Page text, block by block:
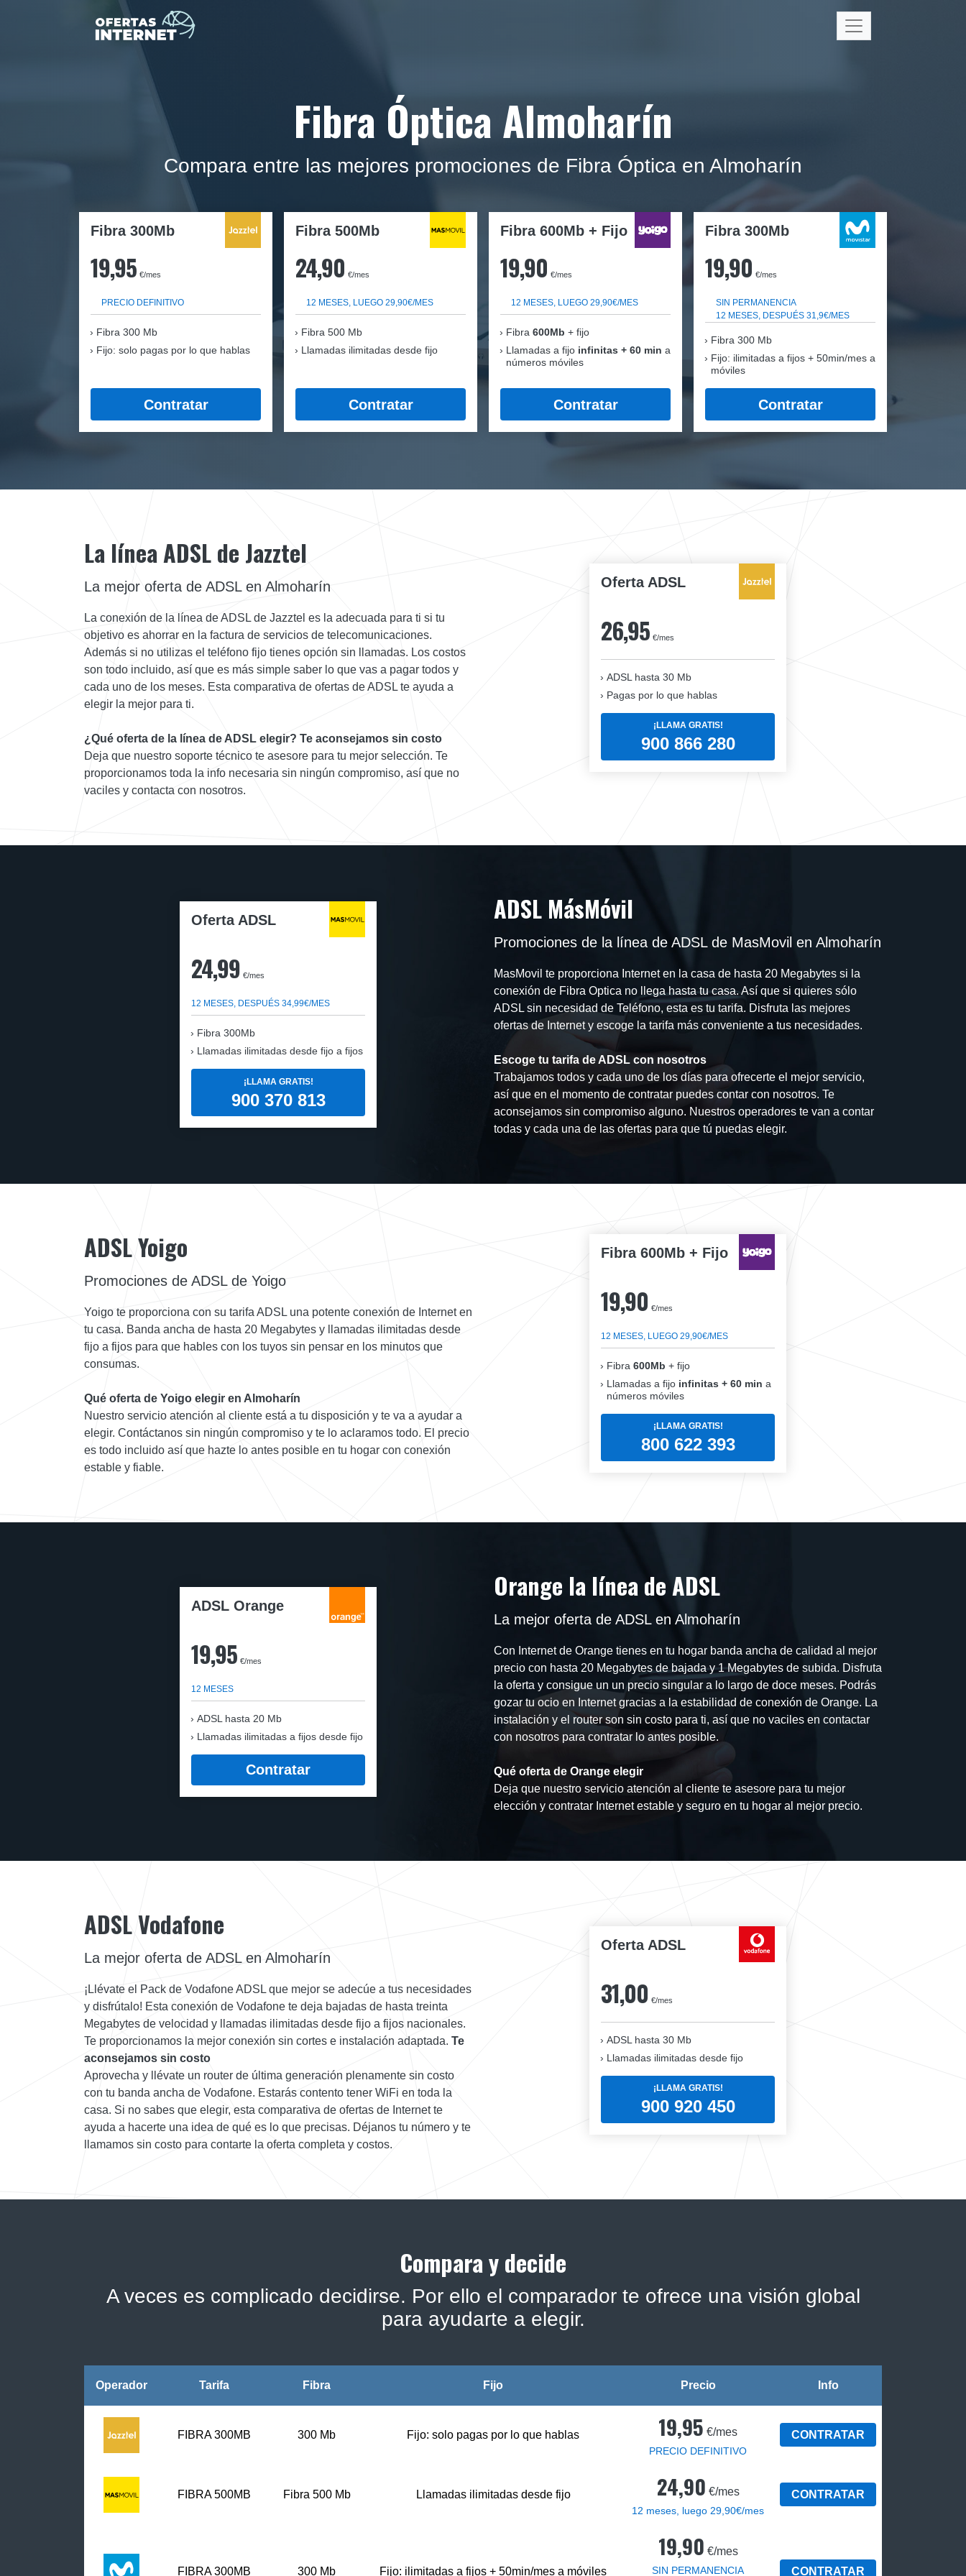
Fibra Óptica Almoharín
Compara entre las mejores promociones de Fibra Óptica en Almoharín
Fibra 300Mb
19,95 €/mes
PRECIO DEFINITIVO
Fibra 300 Mb
Fijo: solo pagas por lo que hablas
Contratar
Fibra 500Mb
24,90 €/mes
12 MESES, LUEGO 29,90€/MES
Fibra 500 Mb
Llamadas ilimitadas desde fijo
Contratar
Fibra 600Mb + Fijo
19,90 €/mes
12 MESES, LUEGO 29,90€/MES
Fibra 600Mb + fijo
Llamadas a fijo infinitas + 60 min a
números móviles
Contratar
Fibra 300Mb
19,90 €/mes
SIN PERMANENCIA
12 MESES, DESPUÉS 31,9€/MES
Fibra 300 Mb
Fijo: ilimitadas a fijos + 50min/mes a
móviles
Contratar
Oferta ADSL
26,95 €/mes
ADSL hasta 30 Mb
Pagas por lo que hablas
¡LLAMA GRATIS!
900 866 280
La línea ADSL de Jazztel
La mejor oferta de ADSL en Almoharín
La conexión de la línea de ADSL de Jazztel es la adecuada para ti si tu
objetivo es ahorrar en la factura de servicios de telecomunicaciones.
Además si no utilizas el teléfono fijo tienes opción sin llamadas. Los costos
son todo incluido, así que es más simple saber lo que vas a pagar todos y
cada uno de los meses. Esta comparativa de ofertas de ADSL te ayuda a
elegir la mejor para ti.
¿Qué oferta de la línea de ADSL elegir? Te aconsejamos sin costo
Deja que nuestro soporte técnico te asesore para tu mejor selección. Te
proporcionamos toda la info necesaria sin ningún compromiso, así que no
vaciles y contacta con nosotros.
Oferta ADSL
24,99 €/mes
12 MESES, DESPUÉS 34,99€/MES
Fibra 300Mb
Llamadas ilimitadas desde fijo a fijos
¡LLAMA GRATIS!
900 370 813
ADSL MásMóvil
Promociones de la línea de ADSL de MasMovil en Almoharín
MasMovil te proporciona Internet en la casa de hasta 20 Megabytes si la
conexión de Fibra Optica no llega hasta tu casa. Así que si quieres sólo
ADSL sin necesidad de Teléfono, esta es tu tarifa. Disfruta las mejores
ofertas de Internet y escoge la tarifa más conveniente a tus necesidades.
Escoge tu tarifa de ADSL con nosotros
Trabajamos todos y cada uno de los días para ofrecerte el mejor servicio,
así que en el momento de contratar puedes contar con nosotros. Te
aconsejamos sin compromiso alguno. Nuestros operadores te van a contar
todas y cada una de las ofertas para que tú puedas elegir.
Fibra 600Mb + Fijo
19,90 €/mes
12 MESES, LUEGO 29,90€/MES
Fibra 600Mb + fijo
Llamadas a fijo infinitas + 60 min a
números móviles
¡LLAMA GRATIS!
800 622 393
ADSL Yoigo
Promociones de ADSL de Yoigo
Yoigo te proporciona con su tarifa ADSL una potente conexión de Internet en
tu casa. Banda ancha de hasta 20 Megabytes y llamadas ilimitadas desde
fijo a fijos para que hables con los tuyos sin pensar en los minutos que
consumas.
Qué oferta de Yoigo elegir en Almoharín
Nuestro servicio atención al cliente está a tu disposición y te va a ayudar a
elegir. Contáctanos sin ningún compromiso y te lo aclaramos todo. El precio
es todo incluido así que hazte lo antes posible en tu hogar con conexión
estable y fiable.
ADSL Orange
19,95 €/mes
12 MESES
ADSL hasta 20 Mb
Llamadas ilimitadas a fijos desde fijo
Contratar
Orange la línea de ADSL
La mejor oferta de ADSL en Almoharín
Con Internet de Orange tienes en tu hogar banda ancha de calidad al mejor
precio con hasta 20 Megabytes de bajada y 1 Megabytes de subida. Disfruta
la oferta y consigue un un precio singular a lo largo de doce meses. Podrás
gozar tu ocio en Internet gracias a la estabilidad de conexión de Orange. La
instalación y el router son sin costo para ti, así que no vaciles en contactar
con nosotros para contratar lo antes posible.
Qué oferta de Orange elegir
Deja que nuestro servicio atención al cliente te asesore para tu mejor
elección y contratar Internet estable y seguro en tu hogar al mejor precio.
Oferta ADSL
31,00 €/mes
ADSL hasta 30 Mb
Llamadas ilimitadas desde fijo
¡LLAMA GRATIS!
900 920 450
ADSL Vodafone
La mejor oferta de ADSL en Almoharín
¡Llévate el Pack de Vodafone ADSL que mejor se adecúe a tus necesidades
y disfrútalo! Esta conexión de Vodafone te deja bajadas de hasta treinta
Megabytes de velocidad y llamadas ilimitadas desde fijo a fijos nacionales.
Te proporcionamos la mejor conexión sin cortes e instalación adaptada. Te
aconsejamos sin costo
Aprovecha y llévate un router de última generación plenamente sin costo
con tu banda ancha de Vodafone. Estarás contento tener WiFi en toda la
casa. Si no sabes que elegir, esta comparativa de ofertas de Internet te
ayuda a hacerte una idea de qué es lo que precisas. Déjanos tu número y te
llamamos sin costo para contarte la oferta completa y costos.
Compara y decide
A veces es complicado decidirse. Por ello el comparador te ofrece una visión global
para ayudarte a elegir.
Operador Tarifa Fibra Fijo Precio Info
FIBRA 300MB 300 Mb Fijo: solo pagas por lo que hablas 19,95 €/mes
PRECIO DEFINITIVO
CONTRATAR
FIBRA500MB Fibra 500 Mb Llamadas ilimitadas desde fijo 24,90 €/mes
12 meses, luego 29,90€/mes
CONTRATAR
FIBRA 300MB 300 Mb Fijo: ilimitadas a fijos + 50min/mes a móviles
19,90 €/mes
SIN PERMANENCIA CONTRATAR